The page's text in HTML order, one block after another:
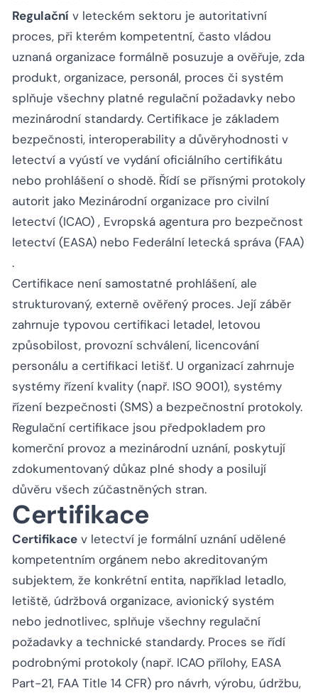
Regulační v leteckém sektoru je autoritativní
proces, při kterém kompetentní, často vládou
uznaná organizace formálně posuzuje a ověřuje, zda
produkt, organizace, personál, proces či systém
splňuje všechny platné regulační požadavky nebo
mezinárodní standardy. Certifikace je základem
bezpečnosti, interoperability a důvěryhodnosti v
letectví a vyústí ve vydání oficiálního certifikátu
nebo prohlášení o shodě. Řídí se přísnými protokoly
autorit jako Mezinárodní organizace pro civilní
letectví (ICAO) , Evropská agentura pro bezpečnost
letectví (EASA) nebo Federální letecká správa (FAA)
.
Certifikace není samostatné prohlášení, ale
strukturovaný, externě ověřený proces. Její záběr
zahrnuje typovou certifikaci letadel, letovou
způsobilost, provozní schválení, licencování
personálu a certifikaci letišť. U organizací zahrnuje
systémy řízení kvality (např. ISO 9001), systémy
řízení bezpečnosti (SMS) a bezpečnostní protokoly.
Regulační certifikace jsou předpokladem pro
komerční provoz a mezinárodní uznání, poskytují
zdokumentovaný důkaz plné shody a posilují
důvěru všech zúčastněných stran.
Certifikace
Certifikace v letectví je formální uznání udělené
kompetentním orgánem nebo akreditovaným
subjektem, že konkrétní entita, například letadlo,
letiště, údržbová organizace, avionický systém
nebo jednotlivec, splňuje všechny regulační
požadavky a technické standardy. Proces se řídí
podrobnými protokoly (např. ICAO přílohy, EASA
Part-21, FAA Title 14 CFR) pro návrh, výrobu, údržbu,